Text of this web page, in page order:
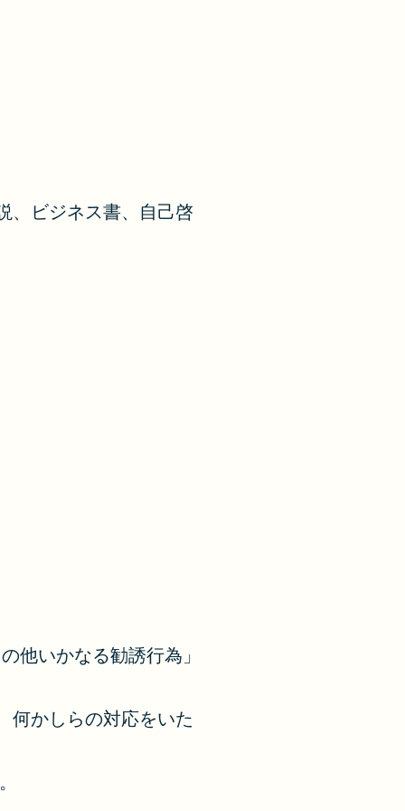
、ビジネス書、自己啓
他いかなる勧誘行為」
何かしらの対応をいた